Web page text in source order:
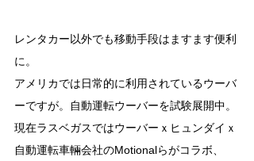
レンタカー以外でも移動手段はますます便利
に。
アメリカでは日常的に利用されているウーバ
ーですが。自動運転ウーバーを試験展開中。
現在ラスベガスではウーバーｘヒュンダイｘ
自動運転車輛会社のMotionalらがコラボ、